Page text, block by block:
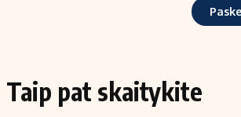
Taip pat skaitykite